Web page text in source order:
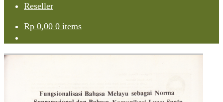
Reseller
Rp 0,00 0 items